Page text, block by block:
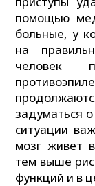
помощью
больные, у
на
человек
задуматься
ситуации
мозг живет
тем выше
функций и в